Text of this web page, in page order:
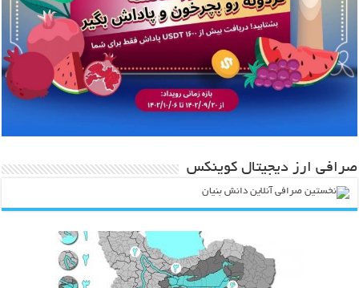
صرافی ارز دیجیتال کوینکس